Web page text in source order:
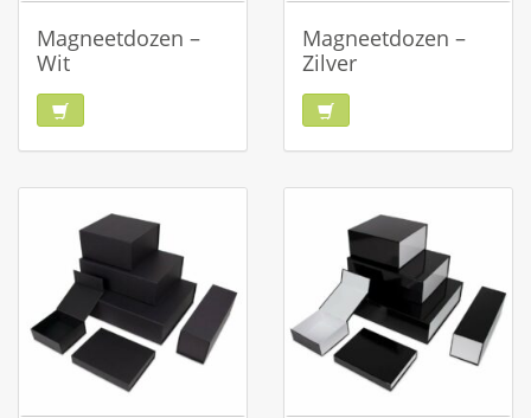
Magneetdozen –
Wit
Magneetdozen –
Zilver